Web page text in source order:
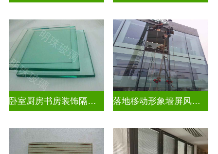
卧室厨房书房装饰隔断屏风 落地移动形象墙屏风隔断